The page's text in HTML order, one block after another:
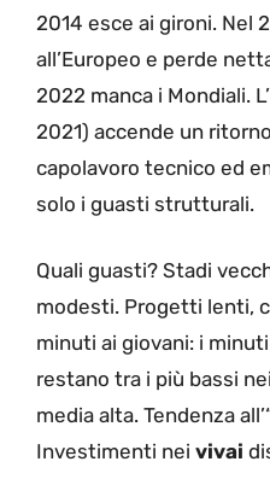
2014 esce ai gironi. Nel
all’Europeo e perde
2022 manca i Mondiali. L’
2021) accende un
capolavoro tecnico ed
solo i guasti strutturali.
Quali guasti? Stadi
modesti. Progetti lenti,
minuti ai giovani: i
restano tra i più bassi
media alta. Tendenza
Investimenti nei vivai